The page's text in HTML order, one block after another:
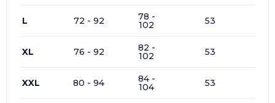
L 72 - 92 78 -
102 53
XL 76 - 92 82 -
102 53
XXL 80 - 94 84 -
104 53